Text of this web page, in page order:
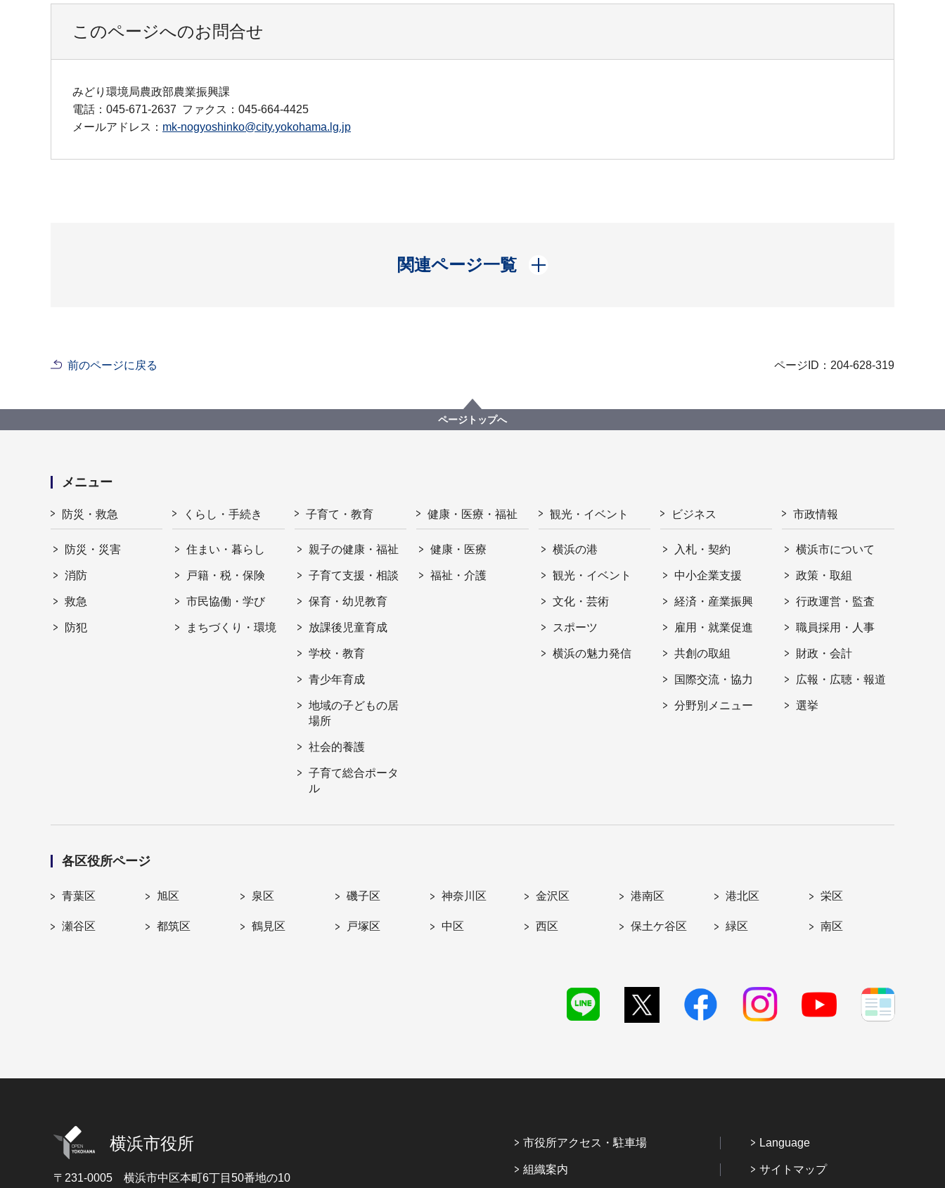
このページへのお問合せ
みどり環境局農政部農業振興課
電話：045-671-2637 ファクス：045-664-4425
メールアドレス： mk-nogyoshinko@city.yokohama.lg.jp
関連ページ一覧
開く
前のページに戻る ページID：204-628-319
ページトップへ
メニュー
防災・救急
防災・災害
消防
救急
防犯
くらし・手続き
住まい・暮らし
戸籍・税・保険
市民協働・学び
まちづくり・環境
子育て・教育
親子の健康・福祉
子育て支援・相談
保育・幼児教育
放課後児童育成
学校・教育
青少年育成
地域の子どもの居
場所
社会的養護
子育て総合ポータ
ル
健康・医療・福祉
健康・医療
福祉・介護
観光・イベント
横浜の港
観光・イベント
文化・芸術
スポーツ
横浜の魅力発信
ビジネス
入札・契約
中小企業支援
経済・産業振興
雇用・就業促進
共創の取組
国際交流・協力
分野別メニュー
市政情報
横浜市について
政策・取組
行政運営・監査
職員採用・人事
財政・会計
広報・広聴・報道
選挙
各区役所ページ
青葉区 旭区 泉区 磯子区 神奈川区 金沢区 港南区 港北区 栄区
瀬谷区 都筑区 鶴見区 戸塚区 中区 西区 保土ケ谷区 緑区 南区
横浜市役所
〒231-0005 横浜市中区本町6丁目50番地の10
市役所アクセス・駐車場
組織案内
Language
サイトマップ